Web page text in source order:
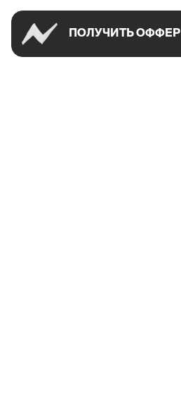
ПОЛУЧИТЬ ОФФЕР